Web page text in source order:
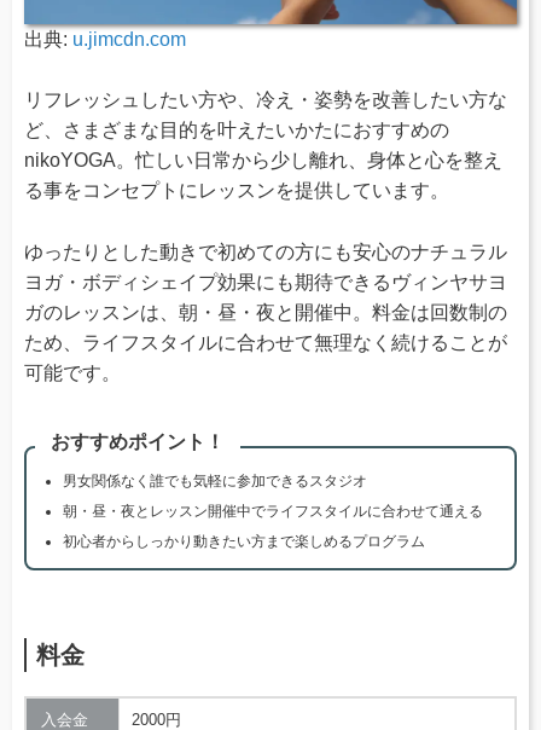
出典: u.jimcdn.com
リフレッシュしたい方や、冷え・姿勢を改善したい方な
ど、さまざまな目的を叶えたいかたにおすすめの
nikoYOGA。忙しい日常から少し離れ、身体と心を整え
る事をコンセプトにレッスンを提供しています。
ゆったりとした動きで初めての方にも安心のナチュラル
ヨガ・ボディシェイプ効果にも期待できるヴィンヤサヨ
ガのレッスンは、朝・昼・夜と開催中。料金は回数制の
ため、ライフスタイルに合わせて無理なく続けることが
可能です。
おすすめポイント！
男女関係なく誰でも気軽に参加できるスタジオ
朝・昼・夜とレッスン開催中でライフスタイルに合わせて通える
初心者からしっかり動きたい方まで楽しめるプログラム
料金
入会金 2000円